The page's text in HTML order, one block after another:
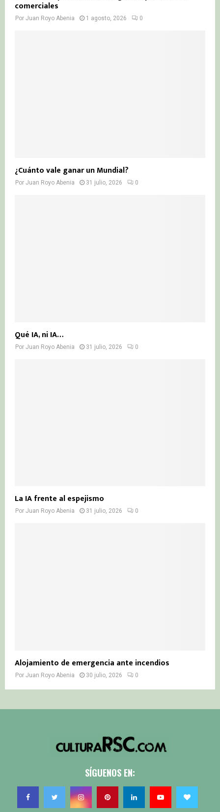
comerciales
Por Juan Royo Abenia 1 agosto, 2026 0
¿Cuánto vale ganar un Mundial?
Por Juan Royo Abenia 31 julio, 2026 0
Qué IA, ni IA…
Por Juan Royo Abenia 31 julio, 2026 0
La IA frente al espejismo
Por Juan Royo Abenia 31 julio, 2026 0
Alojamiento de emergencia ante incendios
Por Juan Royo Abenia 30 julio, 2026 0
SÍGUENOS EN: